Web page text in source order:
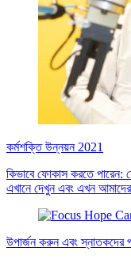
কর্মশক্তি উন্নয়ন 2021
কিভাবে ফোকাস করতে পারেন:
এখানে দেখুন এবং এখন
উপার্জন করুন এবং স্নাতকদের